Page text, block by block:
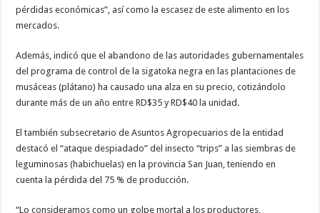
pérdidas económicas”, así como la escasez de este alimento en los
mercados.
Además, indicó que el abandono de las autoridades gubernamentales
del programa de control de la sigatoka negra en las plantaciones de
musáceas (plátano) ha causado una alza en su precio, cotizándolo
durante más de un año entre RD$35 y RD$40 la unidad.
El también subsecretario de Asuntos Agropecuarios de la entidad
destacó el “ataque despiadado” del insecto “trips” a las siembras de
leguminosas (habichuelas) en la provincia San Juan, teniendo en
cuenta la pérdida del 75 % de producción.
“Lo consideramos como un golpe mortal a los productores,